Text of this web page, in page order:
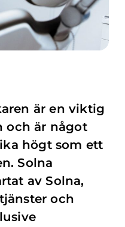
är en viktig
och är något
högt som ett
Solna
av Solna,
och